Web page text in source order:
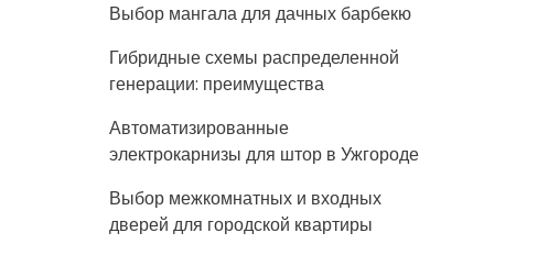
Выбор мангала для дачных барбекю
Гибридные схемы распределенной
генерации: преимущества
Автоматизированные
электрокарнизы для штор в Ужгороде
Выбор межкомнатных и входных
дверей для городской квартиры